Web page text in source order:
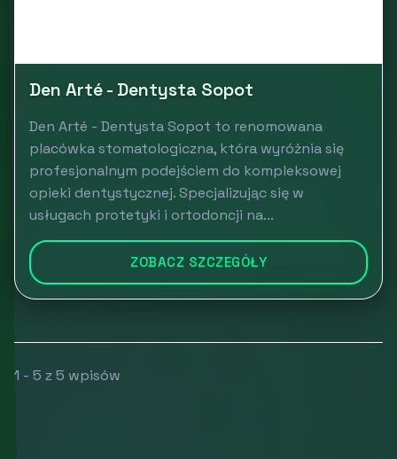
Den Arté - Dentysta Sopot
Den Arté - Dentysta Sopot to renomowana
placówka stomatologiczna, która wyróżnia się
profesjonalnym podejściem do kompleksowej
opieki dentystycznej. Specjalizując się w
usługach protetyki i ortodoncji na...
ZOBACZ SZCZEGÓŁY
1 - 5 z 5 wpisów